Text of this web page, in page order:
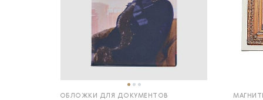
ОБЛОЖКИ ДЛЯ ДОКУМЕНТОВ